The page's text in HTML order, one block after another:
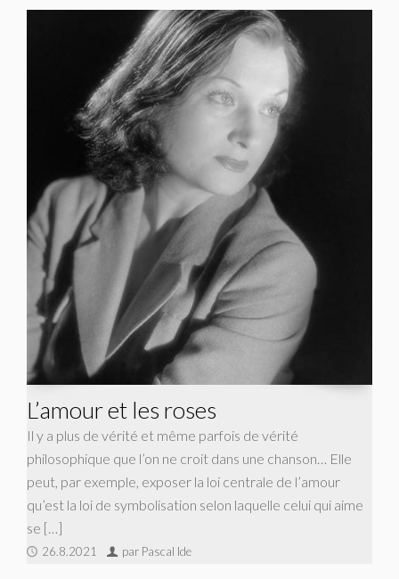
L’amour et les roses
Il y a plus de vérité et même parfois de vérité
philosophique que l’on ne croit dans une chanson… Elle
peut, par exemple, exposer la loi centrale de l’amour
qu’est la loi de symbolisation selon laquelle celui qui aime
se […]
26.8.2021 par Pascal Ide